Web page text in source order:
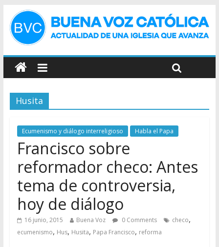
Husita
Ecumenismo y diálogo interreligioso Habla el Papa
Francisco sobre
reformador checo: Antes
tema de controversia,
hoy de diálogo
16 junio, 2015 Buena Voz 0 Comments checo,
ecumenismo, Hus, Husita, Papa Francisco, reforma